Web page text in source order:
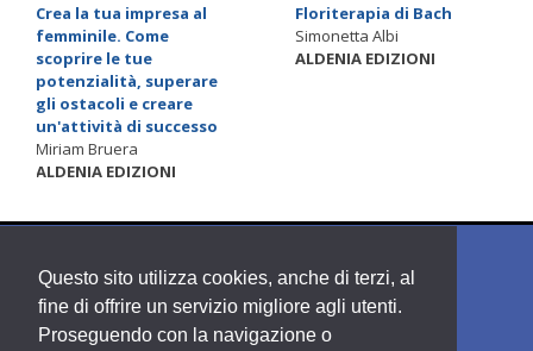
Questo sito utilizza cookies, anche di terzi, al
fine di offrire un servizio migliore agli utenti.
Proseguendo con la navigazione o
Crea la tua impresa al
femminile. Come
scoprire le tue
potenzialità, superare
gli ostacoli e creare
un'attività di successo
Miriam Bruera
ALDENIA EDIZIONI
Floriterapia di Bach
Simonetta Albi
ALDENIA EDIZIONI